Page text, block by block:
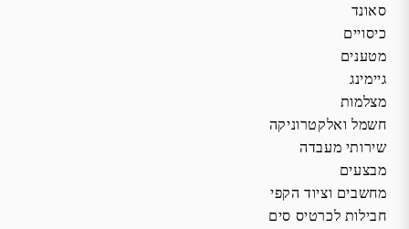
סאונד
כיסויים
מטענים
גיימינג
מצלמות
חשמל ואלקטרוניקה
שירותי מעבדה
מבצעים
מחשבים וציוד הקפי
חבילות לכרטיס סים